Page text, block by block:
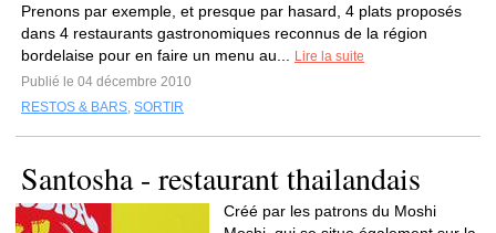
Prenons par exemple, et presque par hasard, 4 plats proposés
dans 4 restaurants gastronomiques reconnus de la région
bordelaise pour en faire un menu au...
Lire la suite
Publié le 04 décembre 2010
RESTOS & BARS, SORTIR
Santosha - restaurant thailandais
Créé par les patrons du Moshi